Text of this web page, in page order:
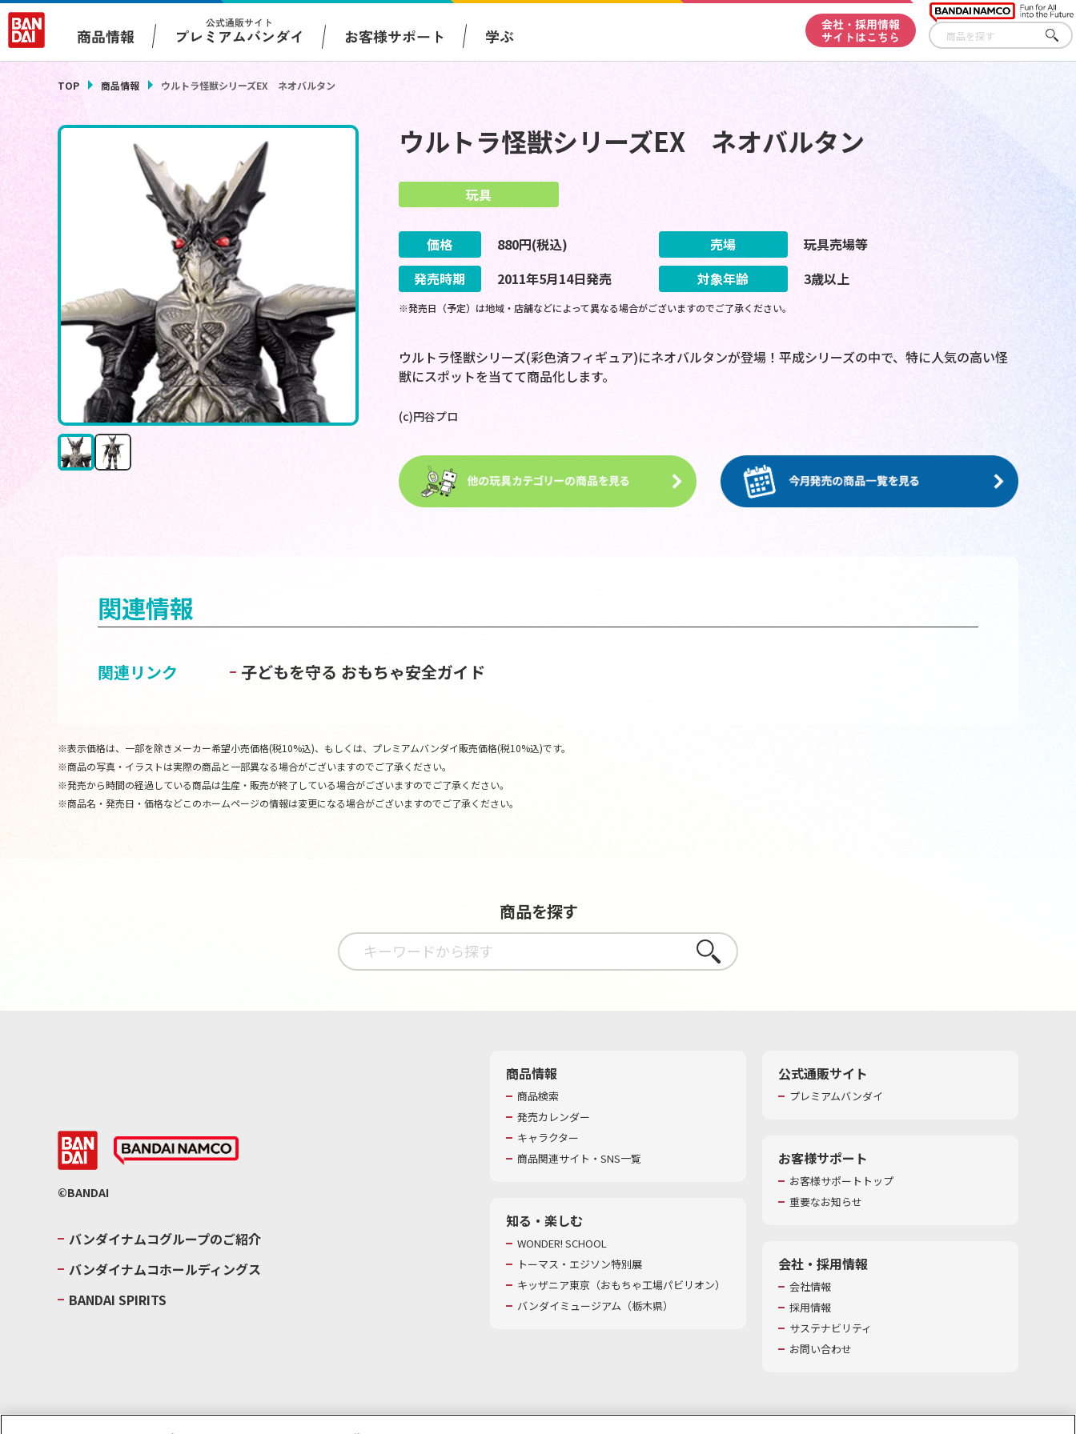
商品情報
公式通販サイト
プレミアムバンダイ お客様サポート 学ぶ
会社・採用情報
サイトはこちら
さが
す
TOP 商品情報 ウルトラ怪獣シリーズEX ネオバルタン
ウルトラ怪獣シリーズEX ネオバルタン
玩具
価格 880円(税込) 売場
玩具売場等
発売時期
2011年5月14日発売 対象年齢 3歳以上
※発売日（予定）は地域・店舗などによって異なる場合がございますのでご了承ください。
ウルトラ怪獣シリーズ(彩色済フィギュア)にネオバルタンが登場！平成シリーズの中で、特に人気の高い怪
獣にスポットを当てて商品化します。
(c)円谷プロ
関連情報
関連リンク 子どもを守る おもちゃ安全ガイド
※表示価格は、一部を除きメーカー希望小売価格(税10%込)、もしくは、プレミアムバンダイ販売価格(税10%込)です。
※商品の写真・イラストは実際の商品と一部異なる場合がございますのでご了承ください。
※発売から時間の経過している商品は生産・販売が終了している場合がございますのでご了承ください。
※商品名・発売日・価格などこのホームページの情報は変更になる場合がございますのでご了承ください。
商品を探す
さがす
©BANDAI
バンダイナムコグループのご紹介
バンダイナムコホールディングス
BANDAI SPIRITS
商品情報
商品検索
発売カレンダー
キャラクター
商品関連サイト・SNS一覧
知る・楽しむ
WONDER! SCHOOL
トーマス・エジソン特別展
キッザニア東京（おもちゃ工場パビリオン）​
バンダイミュージアム（栃木県）
公式通販サイト
プレミアムバンダイ
お客様サポート
お客様サポートトップ
重要なお知らせ
会社・採用情報
会社情報
採用情報
サステナビリティ
お問い合わせ